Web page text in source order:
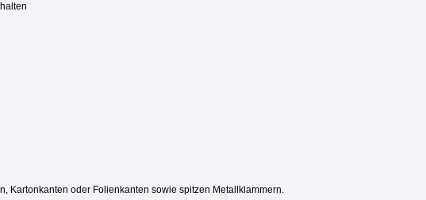
Kartonkanten oder Folienkanten sowie spitzen Metallklammern.